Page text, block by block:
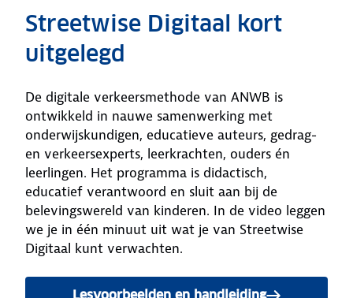
Streetwise Digitaal kort
uitgelegd
De digitale verkeersmethode van ANWB is
ontwikkeld in nauwe samenwerking met
onderwijskundigen, educatieve auteurs, gedrag-
en verkeersexperts, leerkrachten, ouders én
leerlingen. Het programma is didactisch,
educatief verantwoord en sluit aan bij de
belevingswereld van kinderen. In de video leggen
we je in één minuut uit wat je van Streetwise
Digitaal kunt verwachten.